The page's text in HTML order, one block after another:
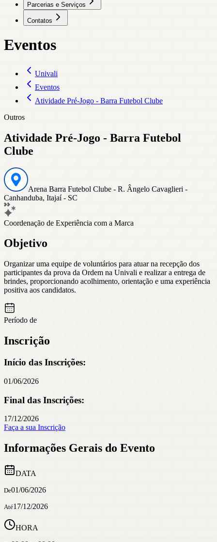
Parcerias e Serviços
Contatos
Eventos
Univali
Eventos
Atividade Pré-Jogo - Barra Futebol Clube
Outros
Atividade Pré-Jogo - Barra Futebol
Clube
Arena Barra Futebol Clube - R. Ângelo Cavaglieri -
Canhanduba, Itajaí - SC
Coordenação de Experiência com a Marca
Objetivo
Organizar uma equipe de voluntários para atuar na recepção dos
participantes da prova da Ordem na Univali e realizar a entrega de
brindes, proporcionando acolhimento, orientação e uma experiência
positiva aos candidatos.
Período de
Inscrição
Início das Inscrições:
01/06/2026
Final das Inscrições:
17/12/2026
Faça a sua Inscrição
Informações Gerais do Evento
DATA
De01/06/2026
Até17/12/2026
HORA